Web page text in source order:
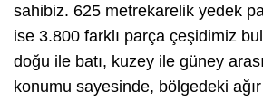
sahibiz. 625 metrekarelik yedek
ise 3.800 farklı parça çeşidimiz
doğu ile batı, kuzey ile güney
konumu sayesinde, bölgedeki